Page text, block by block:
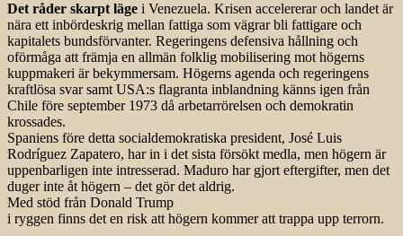
Det råder skarpt läge i Venezuela. Krisen accelererar och landet är
nära ett inbördeskrig mellan fattiga som vägrar bli fattigare och
kapitalets bundsförvanter. Regeringens defensiva hållning och
oförmåga att främja en allmän folklig mobilisering mot högerns
kuppmakeri är bekymmersam. Högerns agenda och regeringens
kraftlösa svar samt USA:s flagranta inblandning känns igen från
Chile före september 1973 då arbetarrörelsen och demokratin
krossades.
Spaniens före detta socialdemokratiska president, José Luis
Rodríguez Zapatero, har in i det sista försökt medla, men högern är
uppenbarligen inte intresserad. Maduro har gjort efter­gifter, men det
duger inte åt högern – det gör det aldrig.
Med stöd från Donald Trump
i ryggen finns det en risk att högern kommer att trappa upp terrorn.